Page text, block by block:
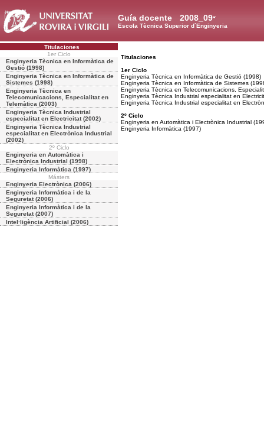
2008_09
Guía docente
Escola Tècnica Superior d`Enginyeria
Titulaciones
1er Ciclo
Enginyeria Tècnica en Informàtica de
Gestió (1998)
Enginyeria Tècnica en Informàtica de
Sistemes (1998)
Enginyeria Tècnica en
Telecomunicacions, Especialitat en
Telemàtica (2003)
Enginyeria Tècnica Industrial
especialitat en Electricitat (2002)
Enginyeria Tècnica Industrial
especialitat en Electrònica Industrial
(2002)
2º Ciclo
Enginyeria en Automàtica i
Electrònica Industrial (1998)
Enginyeria Informàtica (1997)
Másters
Enginyeria Electrònica (2006)
Enginyeria Informàtica i de la
Seguretat (2006)
Enginyeria Informàtica i de la
Seguretat (2007)
Intel·ligència Artificial (2006)
Titulaciones
1er Ciclo
Enginyeria Tècnica en Informàtica de Gestió (1998)
Enginyeria Tècnica en Informàtica de Sistemes
Enginyeria Tècnica en Telecomunicacions,
Enginyeria Tècnica Industrial especialitat en
Enginyeria Tècnica Industrial especialitat en
2º Ciclo
Enginyeria en Automàtica i Electrònica Industrial
Enginyeria Informàtica (1997)